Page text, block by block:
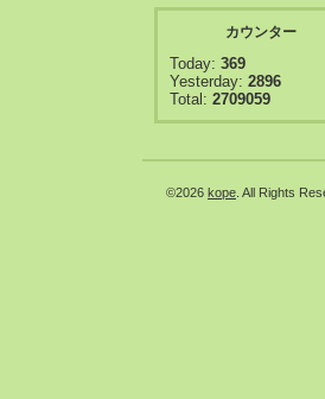
カウンター
Today: 369
Yesterday: 2896
Total: 2709059
©2026 kope . All Rights